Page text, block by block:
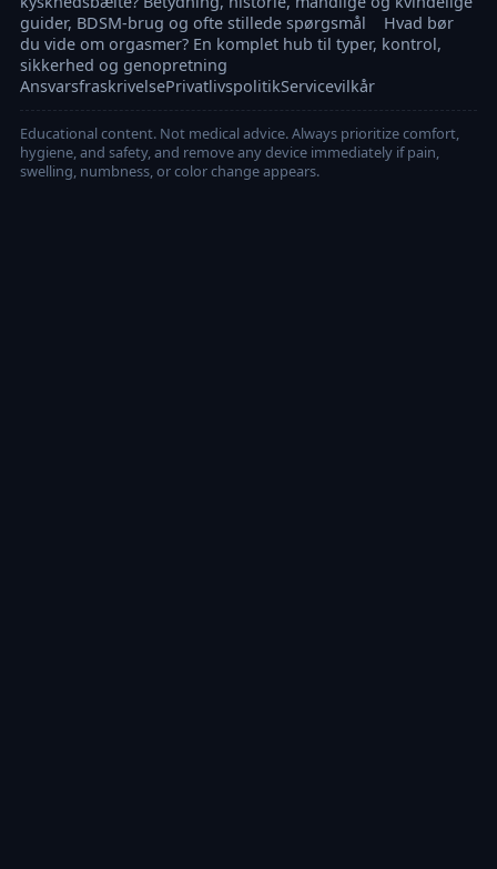
guider, BDSM-brug og ofte stillede spørgsmål
Hvad bør
du vide om orgasmer? En komplet hub til typer, kontrol,
sikkerhed og genopretning
AnsvarsfraskrivelsePrivatlivspolitikServicevilkår
Educational content. Not medical advice. Always prioritize comfort,
hygiene, and safety, and remove any device immediately if pain,
swelling, numbness, or color change appears.